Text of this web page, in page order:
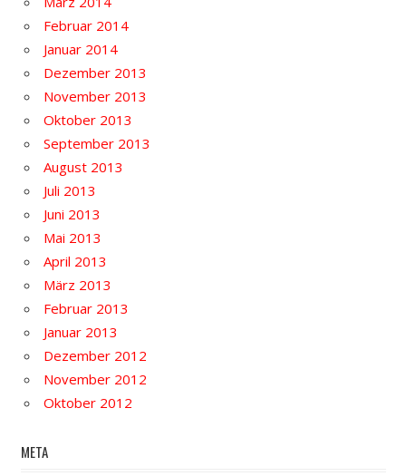
Februar 2014
Januar 2014
Dezember 2013
November 2013
Oktober 2013
September 2013
August 2013
Juli 2013
Juni 2013
Mai 2013
April 2013
März 2013
Februar 2013
Januar 2013
Dezember 2012
November 2012
Oktober 2012
META